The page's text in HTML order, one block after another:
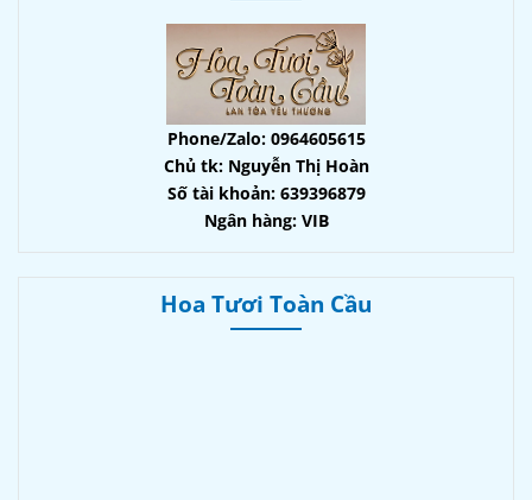
Phone/Zalo: 0964605615
Chủ tk: Nguyễn Thị Hoàn
Số tài khoản: 639396879
Ngân hàng: VIB
Hoa Tươi Toàn Cầu